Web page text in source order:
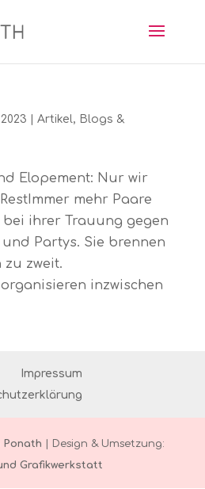
Artikel, Blogs &
Elopement: Nur wir
mehr Paare
ihrer Trauung gegen
Partys. Sie brennen
zweit.
inzwischen
Impressum
Ponath
| Design & Umsetzung:
Grafikwerkstatt